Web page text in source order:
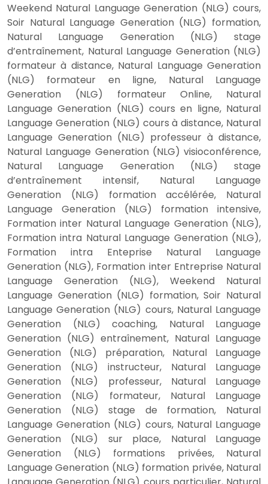
Weekend Natural Language Generation (NLG) cours,
Soir Natural Language Generation (NLG) formation,
Natural Language Generation (NLG) stage
d’entraînement, Natural Language Generation (NLG)
formateur à distance, Natural Language Generation
(NLG) formateur en ligne, Natural Language
Generation (NLG) formateur Online, Natural
Language Generation (NLG) cours en ligne, Natural
Language Generation (NLG) cours à distance, Natural
Language Generation (NLG) professeur à distance,
Natural Language Generation (NLG) visioconférence,
Natural Language Generation (NLG) stage
d’entraînement intensif, Natural Language
Generation (NLG) formation accélérée, Natural
Language Generation (NLG) formation intensive,
Formation inter Natural Language Generation (NLG),
Formation intra Natural Language Generation (NLG),
Formation intra Enteprise Natural Language
Generation (NLG), Formation inter Entreprise Natural
Language Generation (NLG), Weekend Natural
Language Generation (NLG) formation, Soir Natural
Language Generation (NLG) cours, Natural Language
Generation (NLG) coaching, Natural Language
Generation (NLG) entraînement, Natural Language
Generation (NLG) préparation, Natural Language
Generation (NLG) instructeur, Natural Language
Generation (NLG) professeur, Natural Language
Generation (NLG) formateur, Natural Language
Generation (NLG) stage de formation, Natural
Language Generation (NLG) cours, Natural Language
Generation (NLG) sur place, Natural Language
Generation (NLG) formations privées, Natural
Language Generation (NLG) formation privée, Natural